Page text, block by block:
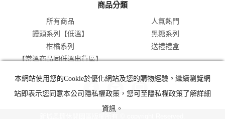
商品分類
所有商品
人氣熱門
饅頭系列【低溫】
黑糖系列
柑橘系列
送禮禮盒
【常溫商品同低溫出貨區】
本網站使用您的Cookie於優化網站及您的購物經驗。繼續瀏覽網
站即表示您同意本公司隱私權政策，您可至隱私權政策了解詳細
資訊。